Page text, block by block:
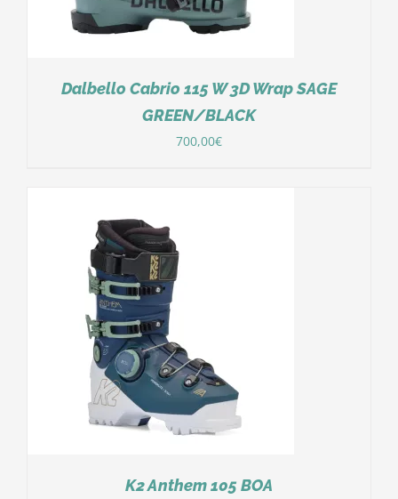
Dalbello Cabrio 115 W 3D Wrap SAGE
GREEN/BLACK
700,00€
K2 Anthem 105 BOA